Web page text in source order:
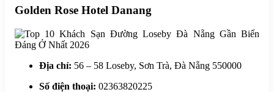
Golden Rose Hotel Danang
Địa chỉ: 56 – 58 Loseby, Sơn Trà, Đà Nẵng 550000
Số điện thoại: 02363820225